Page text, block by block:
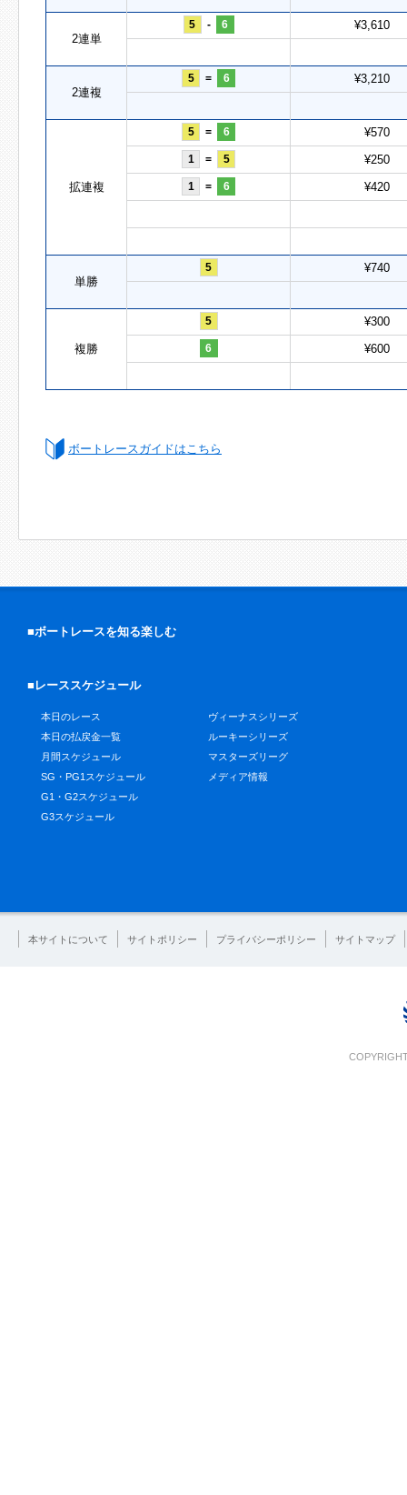
2連単
5 - 6 ¥3,610
2連複
5 = 6 ¥3,210
拡連複
5 = 6 ¥570
1 = 5 ¥250
1 = 6 ¥420
単勝
5 ¥740
複勝
5 ¥300
6 ¥600
ボートレースガイドはこちら
■ボートレースを知る楽しむ
■レーススケジュール
本日のレース
本日の払戻金一覧
月間スケジュール
SG・PG1スケジュール
G1・G2スケジュール
G3スケジュール
ヴィーナスシリーズ
ルーキーシリーズ
マスターズリーグ
メディア情報
本サイトについて サイトポリシー プライバシーポリシー サイトマップ